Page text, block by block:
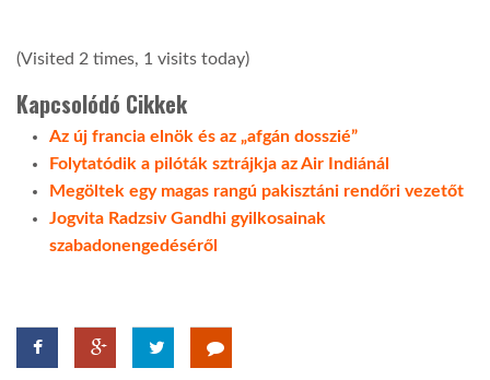
(Visited 2 times, 1 visits today)
Kapcsolódó Cikkek
Az új francia elnök és az „afgán dosszié”
Folytatódik a pilóták sztrájkja az Air Indiánál
Megöltek egy magas rangú pakisztáni rendőri vezetőt
Jogvita Radzsiv Gandhi gyilkosainak
szabadonengedéséről